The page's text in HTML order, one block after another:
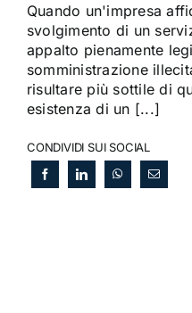
Quando un'impresa
svolgimento di un
appalto pienamente
somministrazione
risultare più sottile di
esistenza di un [...]
CONDIVIDI SUI SOCIAL